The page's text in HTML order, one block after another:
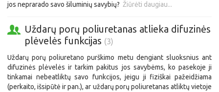
jos neprarado savo šiluminių savybių? Žiūrėti daugiau...
Uždarų porų poliuretanas atlieka difuzinės
plėvelės funkcijas (3)
Uždarų porų poliuretano purškimo metu dengiant sluoksnius ant
difuzinės plėvelės ir tarkim pakitus jos savybėms, ko pasekoje ji
tinkamai nebeatliktų savo funkcijos, jeigu ji fiziškai pažeidžiama
(perkaito, išsipūtė ir pan.), ar uždarų porų poliuretanas atliktų vietoje